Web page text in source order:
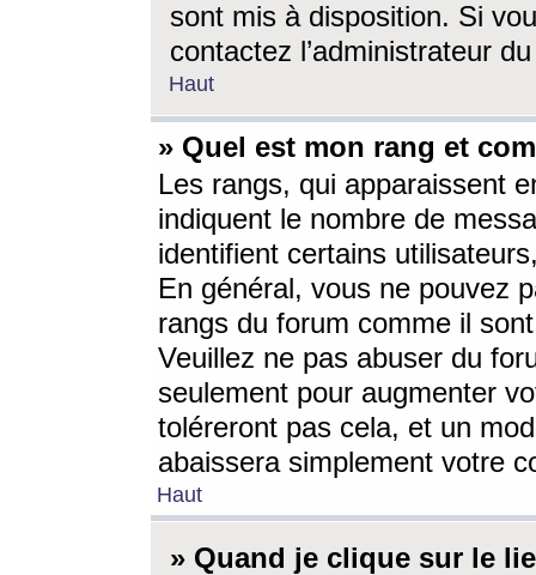
sont mis à disposition. Si
contactez l’administrateur
Haut
» Quel est mon rang et
Les rangs, qui apparaissent
indiquent le nombre de
identifient certains
En général, vous ne pouvez
rangs du forum comme il
Veuillez ne pas abuser du
seulement pour augmenter
toléreront pas cela, et un
abaissera simplement votre
Haut
» Quand je clique sur le